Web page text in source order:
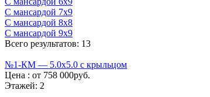
C мансардой 7х9
C мансардой 8х8
C мансардой 9х9
Всего результатов: 13
№1-КМ — 5.0х5.0 с крыльцом
Цена : от 758 000руб.
Этажей: 2